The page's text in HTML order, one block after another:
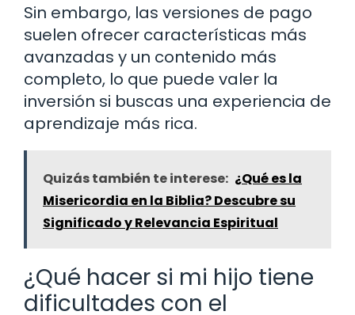
Sin embargo, las versiones de pago
suelen ofrecer características más
avanzadas y un contenido más
completo, lo que puede valer la
inversión si buscas una experiencia de
aprendizaje más rica.
Quizás también te interese: ¿Qué es la
Misericordia en la Biblia? Descubre su
Significado y Relevancia Espiritual
¿Qué hacer si mi hijo tiene
dificultades con el